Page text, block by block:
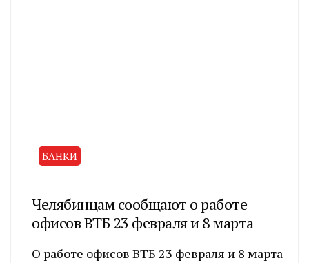
БАНКИ
Челябинцам сообщают о работе
офисов ВТБ 23 февраля и 8 марта
О работе офисов ВТБ 23 февраля и 8 марта